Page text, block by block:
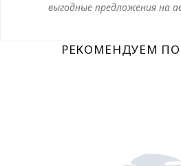
выгодные предложения на
РЕКОМЕНДУЕМ